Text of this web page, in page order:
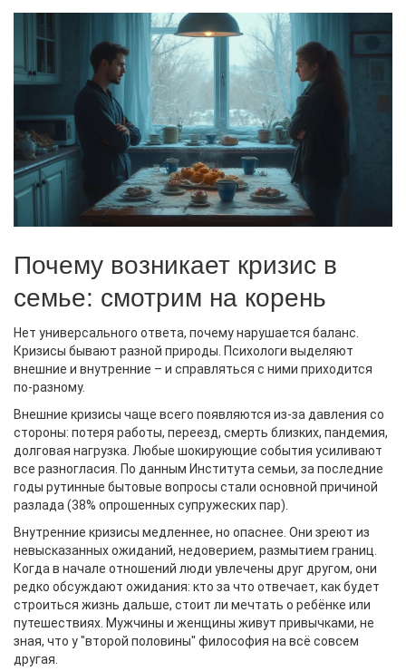
Почему возникает кризис в
семье: смотрим на корень
Нет универсального ответа, почему нарушается баланс.
Кризисы бывают разной природы. Психологи выделяют
внешние и внутренние – и справляться с ними приходится
по-разному.
Внешние кризисы чаще всего появляются из-за давления со
стороны: потеря работы, переезд, смерть близких, пандемия,
долговая нагрузка. Любые шокирующие события усиливают
все разногласия. По данным Института семьи, за последние
годы рутинные бытовые вопросы стали основной причиной
разлада (38% опрошенных супружеских пар).
Внутренние кризисы медленнее, но опаснее. Они зреют из
невысказанных ожиданий, недоверием, размытием границ.
Когда в начале отношений люди увлечены друг другом, они
редко обсуждают ожидания: кто за что отвечает, как будет
строиться жизнь дальше, стоит ли мечтать о ребёнке или
путешествиях. Мужчины и женщины живут привычками, не
зная, что у "второй половины" философия на всё совсем
другая.